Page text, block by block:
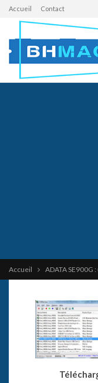
Accueil Contact
Accueil ADATA SE900G